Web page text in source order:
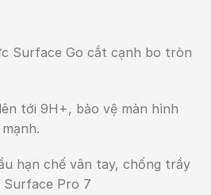
Surface Go cắt cạnh bo tròn
tới 9H+, bảo vệ màn hình
hạn chế vân tay, chống trầy
Surface Pro 7